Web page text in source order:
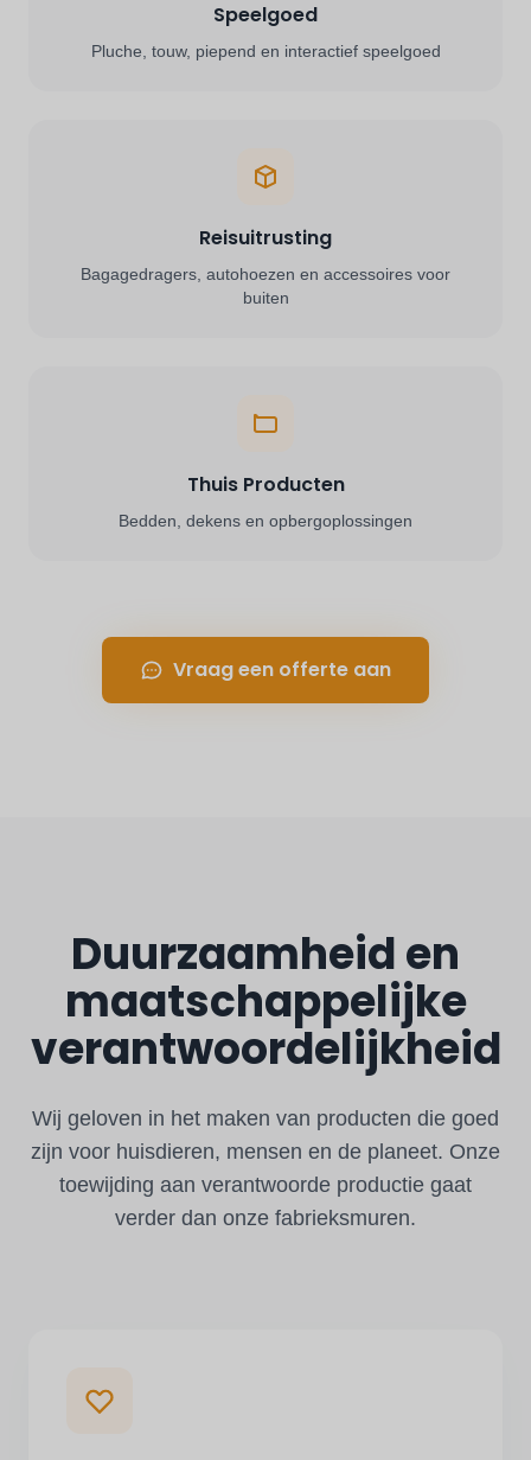
Speelgoed
Pluche, touw, piepend en interactief speelgoed
Reisuitrusting
Bagagedragers, autohoezen en accessoires voor
buiten
Thuis Producten
Bedden, dekens en opbergoplossingen
Vraag een offerte aan
Duurzaamheid en
maatschappelijke
verantwoordelijkheid
Wij geloven in het maken van producten die goed
zijn voor huisdieren, mensen en de planeet. Onze
toewijding aan verantwoorde productie gaat
verder dan onze fabrieksmuren.